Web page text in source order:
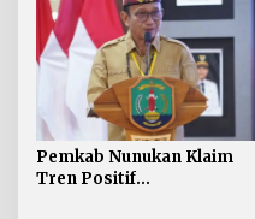
Pemkab Nunukan Klaim
Tren Positif